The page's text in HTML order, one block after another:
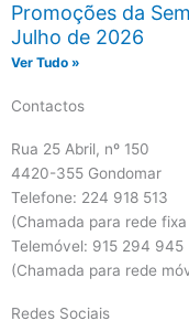
Promoções da
Julho de 2026
Ver Tudo »
Contactos
Rua 25 Abril, nº 150
4420-355 Gondomar
Telefone: 224 918 513
(Chamada para rede
Telemóvel: 915 294 945
(Chamada para rede
Redes Sociais